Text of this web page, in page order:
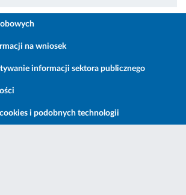
na wniosek
informacji sektora publicznego
i podobnych technologii